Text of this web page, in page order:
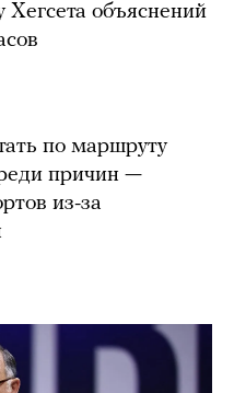
Хегсета объяснений
по маршруту
причин —
из-за